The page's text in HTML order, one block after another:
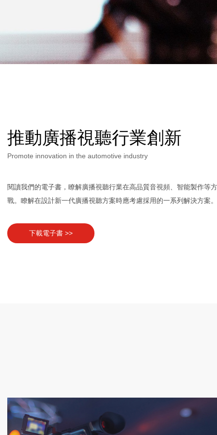
推動廣播視聽行業創新
Promote innovation in the automotive industry
閱讀我們的電子書，瞭解廣播視聽行業在高品質音視頻、智能製作等
戰。瞭解在設計新一代廣播視聽方案時應考慮採用的一系列解決方案。
下載電子書 >>